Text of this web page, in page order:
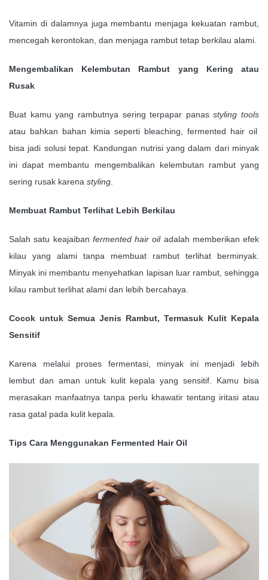
Vitamin di dalamnya juga membantu menjaga kekuatan rambut,
mencegah kerontokan, dan menjaga rambut tetap berkilau alami.
Mengembalikan Kelembutan Rambut yang Kering atau
Rusak
Buat kamu yang rambutnya sering terpapar panasstyling tools
atau bahkan bahan kimia seperti bleaching, fermented hair oil
bisa jadi solusi tepat. Kandungan nutrisi yang dalam dari minyak
ini dapat membantu mengembalikan kelembutan rambut yang
sering rusak karena styling
Membuat Rambut Terlihat Lebih Berkilau
Salah satu keajaiban fermented hair oiladalah memberikan efek
kilau yang alami tanpa membuat rambut terlihat berminyak.
Minyak ini membantu menyehatkan lapisan luar rambut, sehingga
kilau rambut terlihat alami dan lebih bercahaya.
Cocok untuk Semua Jenis Rambut, Termasuk Kulit Kepala
Sensitif
Karena melalui proses fermentasi, minyak ini menjadi lebih
lembut dan aman untuk kulit kepala yang sensitif. Kamu bisa
merasakan manfaatnya tanpa perlu khawatir tentang iritasi atau
rasa gatal pada kulit kepala.
Tips Cara Menggunakan Fermented Hair Oil